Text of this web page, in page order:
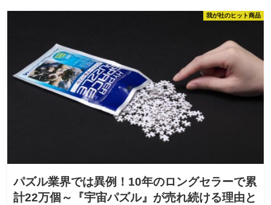
我が社のヒット商品
パズル業界では異例！10年のロングセラーで累
計22万個～『宇宙パズル』が売れ続ける理由と